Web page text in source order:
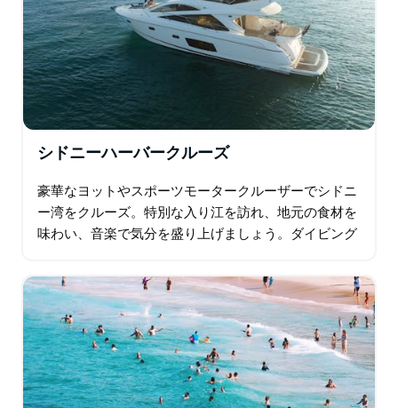
シドニーハーバークルーズ
豪華なヨットやスポーツモータークルーザーでシドニ
ー湾をクルーズ。特別な入り江を訪れ、地元の食材を
味わい、音楽で気分を盛り上げましょう。ダイビング
ーリングも、波に乗ったままの冒険も…